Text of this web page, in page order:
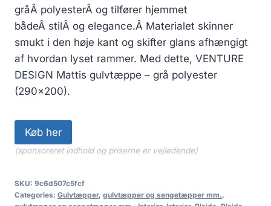
gråÂ polyesterÂ og tilfører hjemmet
bådeÂ stilÂ og elegance.Â Materialet skinner
smukt i den høje kant og skifter glans afhængigt
af hvordan lyset rammer. Med dette, VENTURE
DESIGN Mattis gulvtæppe – grå polyester
(290×200).
Køb her
(sponsoreret indhold og priserne er vejledende)
SKU: 9c6d507c5fcf
Categories: Gulvtæpper, gulvtæpper og sengetæpper mm.,